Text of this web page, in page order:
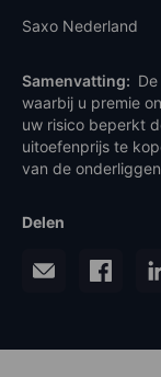
Saxo Nederland
Samenvatting:
waarbij u premie
uw risico beperkt
uitoefenprijs te
van de
Delen